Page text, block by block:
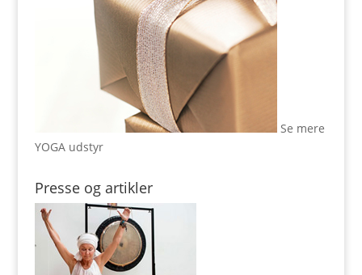
Se mere
YOGA udstyr
Presse og artikler